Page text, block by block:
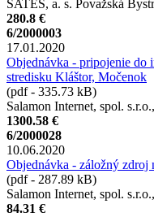
SATES, a. s. Považská
280.8 €
6/2000003
17.01.2020
Objednávka - pripojenie do
stredisku Kláštor, Močenok
(pdf - 335.73 kB)
Salamon Internet, spol.
1300.58 €
6/2000028
10.06.2020
Objednávka - záložný zdroj
(pdf - 287.89 kB)
Salamon Internet, spol.
84.31 €